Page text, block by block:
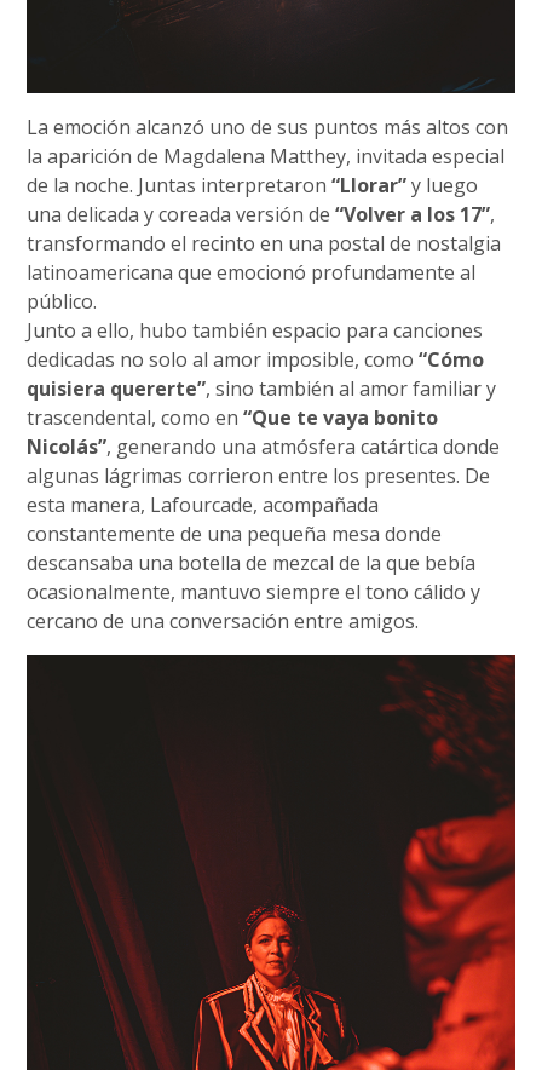
La emoción alcanzó uno de sus puntos más altos con
la aparición de Magdalena Matthey, invitada especial
de la noche. Juntas interpretaron“Llorar”y luego
una delicada y coreada versión de“Volver a los 17”,
transformando el recinto en una postal de nostalgia
latinoamericana que emocionó profundamente al
público.
Junto a ello, hubo también espacio para canciones
dedicadas no solo al amor imposible, como“Cómo
quisiera quererte”, sino también al amor familiar y
trascendental, como en“Que te vaya bonito
Nicolás”, generando una atmósfera catártica donde
algunas lágrimas corrieron entre los presentes. De
esta manera, Lafourcade, acompañada
constantemente de una pequeña mesa donde
descansaba una botella de mezcal de la que bebía
ocasionalmente, mantuvo siempre el tono cálido y
cercano de una conversación entre amigos.